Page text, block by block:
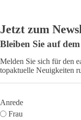
Jetzt zum
Bleiben Sie auf
Melden Sie sich für den
topaktuelle Neuigkeiten
Anrede
Frau